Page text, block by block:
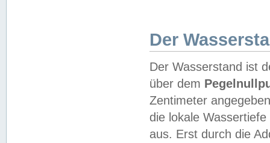
Der
Der Wasserstand ist
über dem
Zentimeter
die lokale
aus. Erst durch die